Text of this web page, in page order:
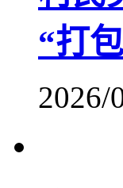
“打
2026/